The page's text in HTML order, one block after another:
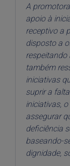
A
apoio à
receptivo a
disposto a
respeitando
também
iniciativas
suprir a
iniciativas,
assegurar
deficiência
baseando-
dignidade,